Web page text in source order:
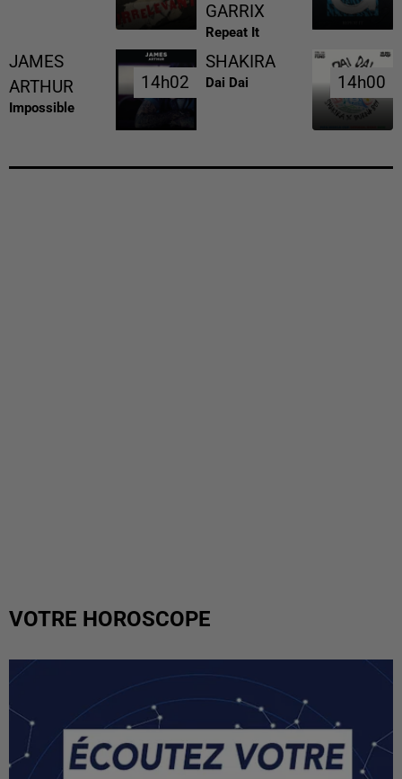
GARRIX
Repeat It
JAMES
ARTHUR
Impossible
14h02
14h02
SHAKIRA
Dai Dai 14h00
14h00
VOTRE HOROSCOPE